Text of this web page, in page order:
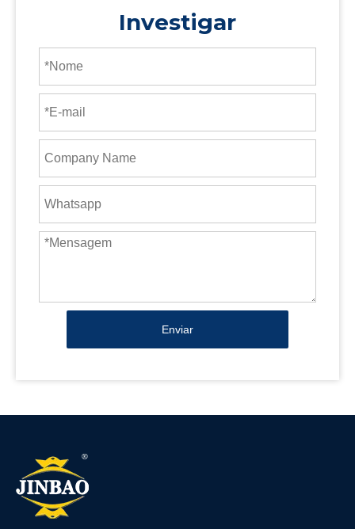
Investigar
Enviar